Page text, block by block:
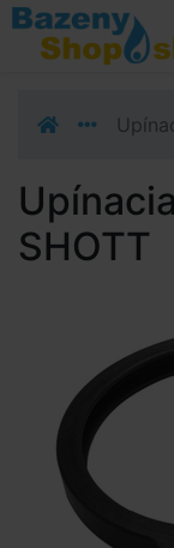
Prejsť k
Prejsť na
Prejsť k
SHOTT